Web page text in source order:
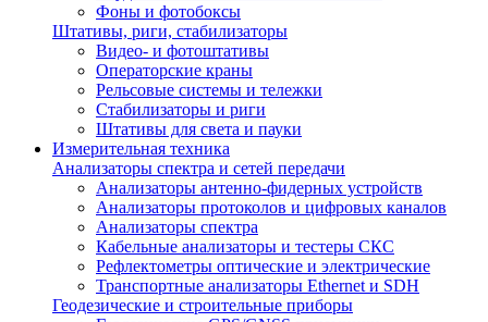
Фоны и фотобоксы
Штативы, риги, стабилизаторы
Видео- и фотоштативы
Операторские краны
Рельсовые системы и тележки
Стабилизаторы и риги
Штативы для света и пауки
Измерительная техника
Анализаторы спектра и сетей передачи
Анализаторы антенно-фидерных устройств
Анализаторы протоколов и цифровых каналов
Анализаторы спектра
Кабельные анализаторы и тестеры СКС
Рефлектометры оптические и электрические
Транспортные анализаторы Ethernet и SDH
Геодезические и строительные приборы